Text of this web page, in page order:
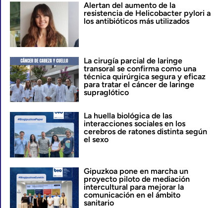
Alertan del aumento de la
resistencia de Helicobacter pylori a
los antibióticos más utilizados
La cirugía parcial de laringe
transoral se confirma como una
técnica quirúrgica segura y eficaz
para tratar el cáncer de laringe
supraglótico
La huella biológica de las
interacciones sociales en los
cerebros de ratones distinta según
el sexo
Gipuzkoa pone en marcha un
proyecto piloto de mediación
intercultural para mejorar la
comunicación en el ámbito
sanitario